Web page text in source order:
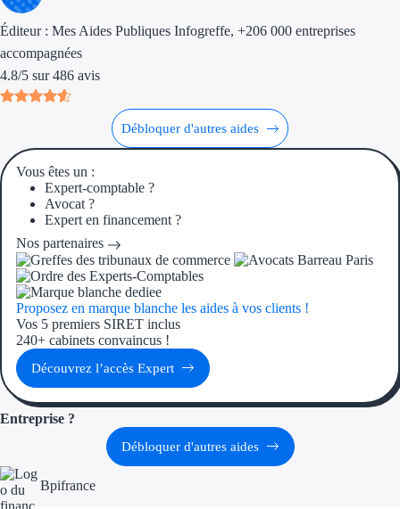
Ressources
Blog
Nos guides
Éditeur : Mes Aides Publiques Infogreffe, +206 000 entreprises
accompagnées
4.8/5 sur 486 avis
Débloquer d'autres aides
Vous êtes un :
Expert-comptable ?
Avocat ?
Expert en financement ?
Nos partenaires
Proposez en marque blanche les aides à vos clients !
Vos 5 premiers SIRET inclus
240+ cabinets convaincus !
Découvrez l’accès Expert
Entreprise ?
Débloquer d'autres aides
Bpifrance